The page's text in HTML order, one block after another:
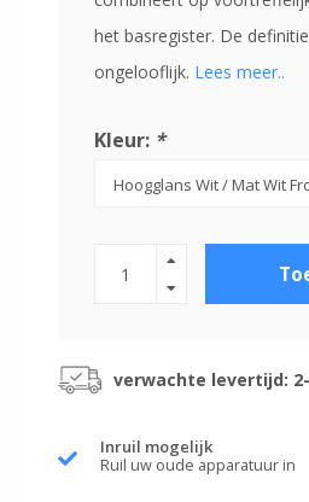
het basregister. De
ongelooflijk. Lees meer..
Kleur: *
verwachte levertijd:
Inruil mogelijk
Ruil uw oude apparatuur in